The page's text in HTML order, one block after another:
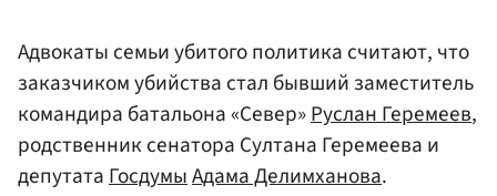
Адвокаты семьи убитого политика считают, что
заказчиком убийства стал бывший заместитель
командира батальона «Север»Руслан Геремеев,
родственник сенатора Султана Геремеева и
депутата ГосдумыАдама Делимханова.